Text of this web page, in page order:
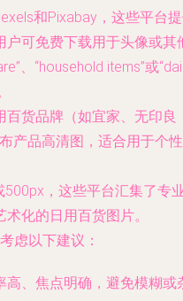
和Pixabay，这些平台
户可免费下载用于头像或其
、“household items”或
百货品牌（如宜家、无印良
产品高清图，适合用于个性
500px，这些平台汇集了专
化的日用百货图片。
虑以下建议：
高、焦点明确，避免模糊或